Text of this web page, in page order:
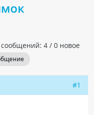
сообщений: 4 / 0 новое
#1